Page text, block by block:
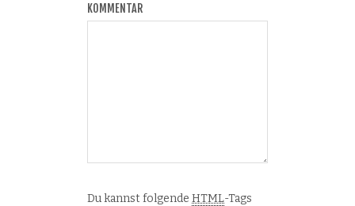
KOMMENTAR
Du kannst folgende HTML-Tags